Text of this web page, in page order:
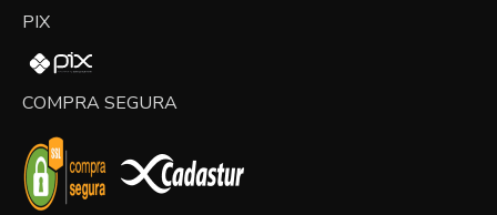
PIX
COMPRA SEGURA